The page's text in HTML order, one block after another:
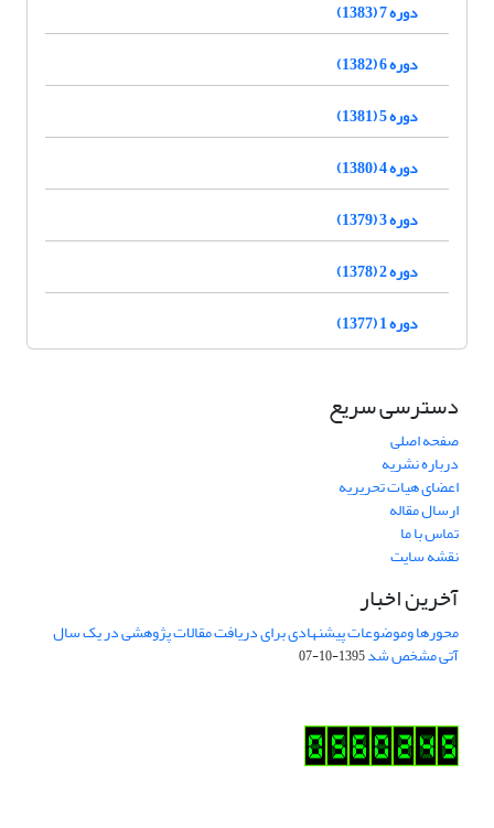
دوره 7 (1383)
دوره 6 (1382)
دوره 5 (1381)
دوره 4 (1380)
دوره 3 (1379)
دوره 2 (1378)
دوره 1 (1377)
دسترسی سریع
صفحه اصلی
درباره نشریه
اعضای هیات تحریریه
ارسال مقاله
تماس با ما
نقشه سایت
آخرین اخبار
محورها وموضوعات پیشنهادی برای دریافت مقالات پژوهشی در یک سال
آتی مشخص شد1395-10-07